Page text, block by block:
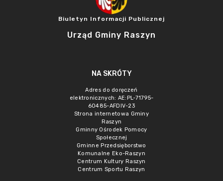
Biuletyn Informacji Publicznej
Urząd Gminy Raszyn
NA SKRÓTY
Adres do doręczeń
elektronicznych: AE:PL-71795-
60485-AFDIV-23
Strona internetowa Gminy
Raszyn
Gminny Ośrodek Pomocy
Społecznej
Gminne Przedsięborstwo
Komunalne Eko-Raszyn
Centrum Kultury Raszyn
Centrum Sportu Raszyn